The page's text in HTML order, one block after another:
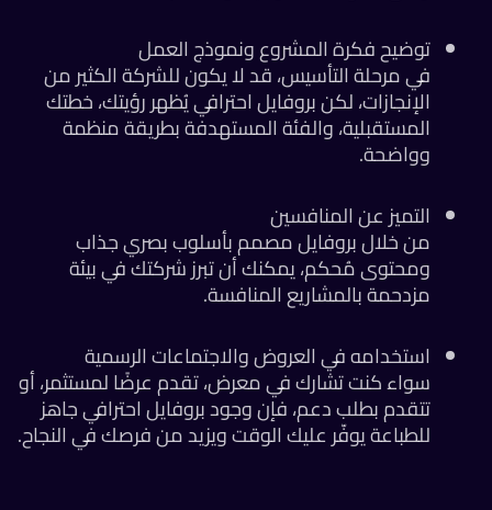
توضيح فكرة المشروع ونموذج العمل
في مرحلة التأسيس، قد لا يكون للشركة الكثير من
الإنجازات، لكن بروفايل احترافي يُظهر رؤيتك، خطتك
المستقبلية، والفئة المستهدفة بطريقة منظمة
وواضحة.
التميز عن المنافسين
من خلال بروفايل مصمم بأسلوب بصري جذاب
ومحتوى مُحكم، يمكنك أن تبرز شركتك في بيئة
مزدحمة بالمشاريع المنافسة.
استخدامه في العروض والاجتماعات الرسمية
سواء كنت تشارك في معرض، تقدم عرضًا لمستثمر، أو
تتقدم بطلب دعم، فإن وجود بروفايل احترافي جاهز
للطباعة يوفّر عليك الوقت ويزيد من فرصك في النجاح.